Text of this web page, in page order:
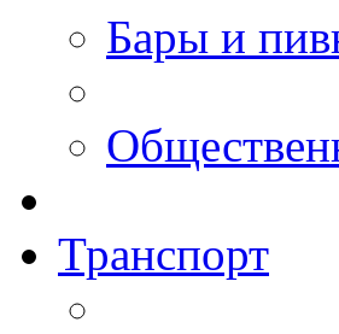
Бары и
Транспорт